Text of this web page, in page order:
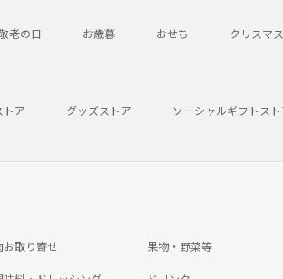
老の日 お歳暮 おせち クリスマス
トア グッズストア ソーシャルギフトスト
お取り寄せ 果物・野菜等